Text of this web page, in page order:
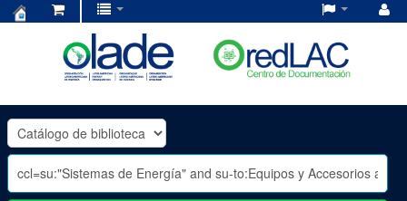
OLADE
-